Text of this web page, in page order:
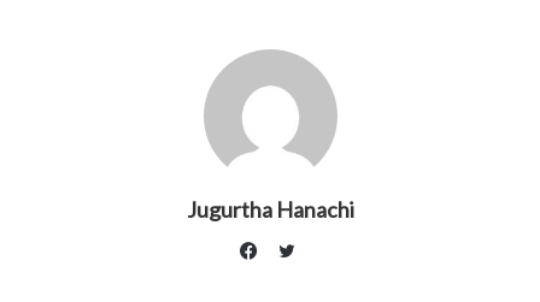
Jugurtha Hanachi
Twitter